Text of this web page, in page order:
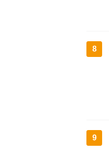
8
9